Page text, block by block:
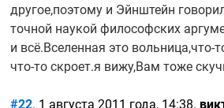
другое,поэтому и Эйнштейн
точной наукой философских
и всё.Вселенная это вольница,что-
что-то скроет.я вижу,Вам тоже
#22. 1 августа 2011 года, 14:38.